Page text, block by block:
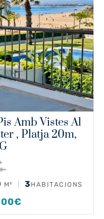
Amb Vistes Al
, Platja 20m,
M² 3 HABITACIONS